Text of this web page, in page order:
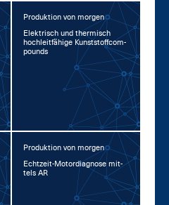
Produktion von morgen
Elek­trisch und ther­misch
hoch­leit­fä­hi­ge Kunst­stoff­com­
pounds
Produktion von morgen
Echt­zeit-Mo­tor­dia­gno­se mit­
tels AR